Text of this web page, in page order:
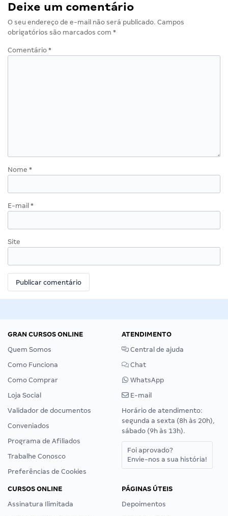
Deixe um comentário
O seu endereço de e-mail não será publicado. Campos
obrigatórios são marcados com *
Comentário *
Nome *
E-mail *
Site
GRAN CURSOS ONLINE
Quem Somos
Como Funciona
Como Comprar
Loja Social
Validador de documentos
Conveniados
Programa de Afiliados
Trabalhe Conosco
Preferências de Cookies
ATENDIMENTO
Central de ajuda
Chat
WhatsApp
E-mail
Horário de atendimento:
segunda a sexta (8h às 20h),
sábado (9h às 13h).
Foi aprovado?
Envie-nos a sua história!
CURSOS ONLINE
Assinatura Ilimitada
PÁGINAS ÚTEIS
Depoimentos